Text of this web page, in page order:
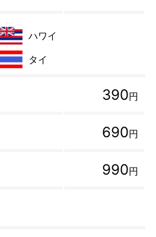
ハワイ
タイ
390円
690円
990円